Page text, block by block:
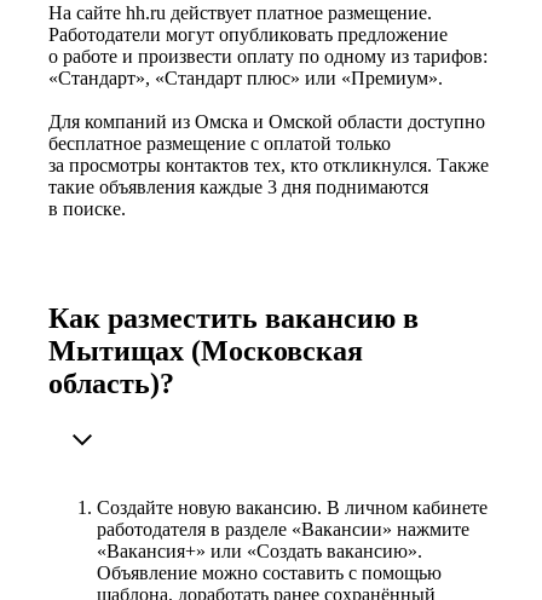
На сайте hh.ru действует платное размещение.
Работодатели могут опубликовать предложение
о работе и произвести оплату по одному из тарифов:
«Стандарт», «Стандарт плюс» или «Премиум».
Для компаний из Омска и Омской области доступно
бесплатное размещение с оплатой только
за просмотры контактов тех, кто откликнулся. Также
такие объявления каждые 3 дня поднимаются
в поиске.
Как разместить вакансию в
Мытищах (Московская
область)?
Создайте новую вакансию. В личном кабинете
работодателя в разделе «Вакансии» нажмите
«Вакансия+» или «Создать вакансию».
Объявление можно составить с помощью
шаблона, доработать ранее сохранённый